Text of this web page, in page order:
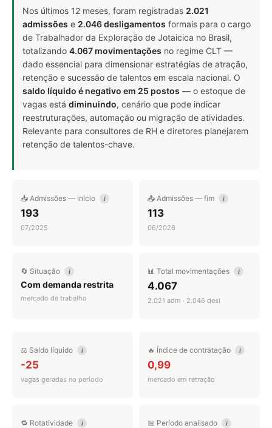
Nos últimos 12 meses, foram registradas 2.021
admissões e 2.046 desligamentos formais para o cargo
de Trabalhador da Exploração de Jotaicica no Brasil,
totalizando 4.067 movimentações no regime CLT —
dado essencial para dimensionar estratégias de atração,
retenção e sucessão de talentos em escala nacional. O
saldo líquido é negativo em 25 postos — o estoque de
vagas está diminuindo, cenário que pode indicar
reestruturações, automação ou migração de atividades.
Relevante para consultores de RH e diretores planejarem
retenção de talentos-chave.
📥 Admissões — início i
193
07/2025
📤 Admissões — fim i
113
06/2026
🔄 Situação i
Com demanda restrita
mercado de trabalho
📊 Total movimentações i
4.067
2.021 adm · 2.046 desl
⚖️ Saldo líquido i
-25
vagas geradas no período
🔥 Índice de contratação i
0,99
mercado em retração
🔁 Rotatividade i 📅 Período analisado i